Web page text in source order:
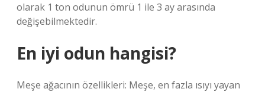
olarak 1 ton odunun ömrü 1 ile 3 ay arasında
değişebilmektedir.
En iyi odun hangisi?
Meşe ağacının özellikleri: Meşe, en fazla ısıyı yayan